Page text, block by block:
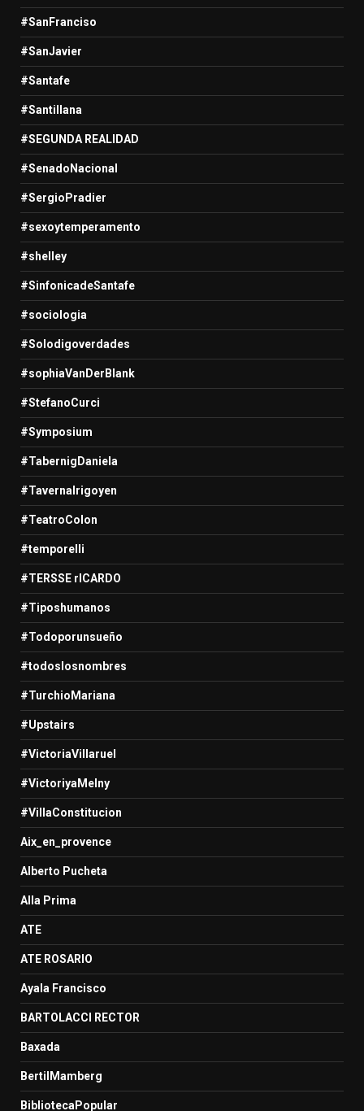
#SanFranciso
#SanJavier
#Santafe
#Santillana
#SEGUNDA REALIDAD
#SenadoNacional
#SergioPradier
#sexoytemperamento
#shelley
#SinfonicadeSantafe
#sociologia
#Solodigoverdades
#sophiaVanDerBlank
#StefanoCurci
#Symposium
#TabernigDaniela
#TavernaIrigoyen
#TeatroColon
#temporelli
#TERSSE rICARDO
#Tiposhumanos
#Todoporunsueño
#todoslosnombres
#TurchioMariana
#Upstairs
#VictoriaVillaruel
#VictoriyaMelny
#VillaConstitucion
Aix_en_provence
Alberto Pucheta
Alla Prima
ATE
ATE ROSARIO
Ayala Francisco
BARTOLACCI RECTOR
Baxada
BertilMamberg
BibliotecaPopular